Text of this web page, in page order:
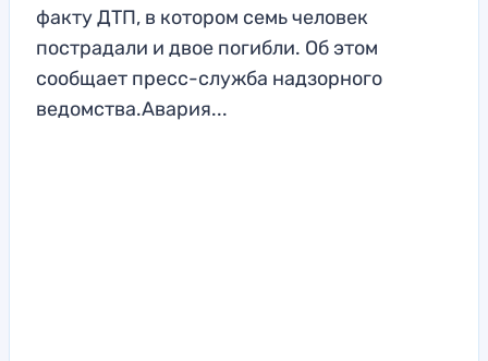
факту ДТП, в котором семь человек
пострадали и двое погибли. Об этом
сообщает пресс-служба надзорного
ведомства.Авария...